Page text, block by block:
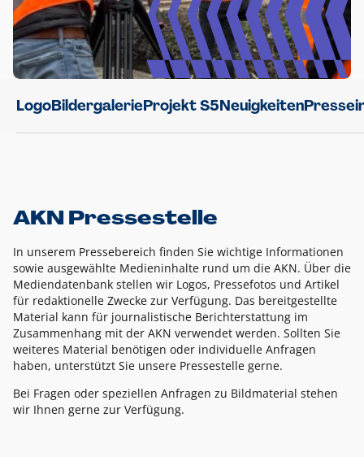
LogoBildergalerieProjekt S5Neuigkeiten
AKN Pressestelle
In unserem Pressebereich finden Sie wichtige Informationen
sowie ausgewählte Medieninhalte rund um die AKN. Über die
Mediendatenbank stellen wir Logos, Pressefotos und Artikel
für redaktionelle Zwecke zur Verfügung. Das bereitgestellte
Material kann für journalistische Berichterstattung im
Zusammenhang mit der AKN verwendet werden. Sollten Sie
weiteres Material benötigen oder individuelle Anfragen
haben, unterstützt Sie unsere Pressestelle gerne.
Bei Fragen oder speziellen Anfragen zu Bildmaterial stehen
wir Ihnen gerne zur Verfügung.